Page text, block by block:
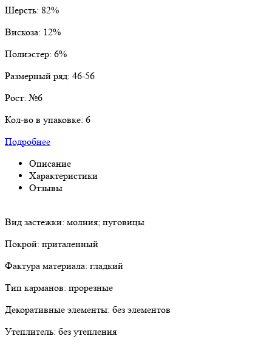
Шерсть: 82%
Вискоза: 12%
Полиэстер: 6%
Размерный ряд: 46-56
Рост: №6
Кол-во в упаковке: 6
Подробнее
Описание
Характеристики
Отзывы
Вид застежки: молния; пуговицы
Покрой: приталенный
Фактура материала: гладкий
Тип карманов: прорезные
Декоративные элементы: без элементов
Утеплитель: без утепления